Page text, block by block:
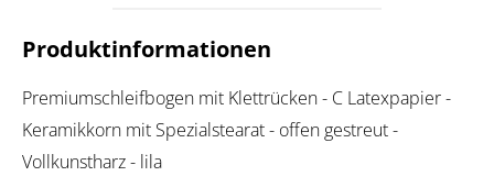
Produktinformationen
Premiumschleifbogen mit Klettrücken - C Latexpapier -
Keramikkorn mit Spezialstearat - offen gestreut -
Vollkunstharz - lila